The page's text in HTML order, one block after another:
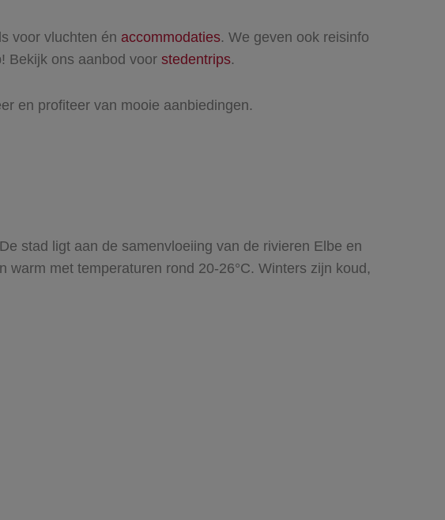
voor vluchten én accommodaties. We geven ook reisinfo
Bekijk ons aanbod voor stedentrips.
en profiteer van mooie aanbiedingen.
stad ligt aan de samenvloeiing van de rivieren Elbe en
met temperaturen rond 20-26°C. Winters zijn koud,